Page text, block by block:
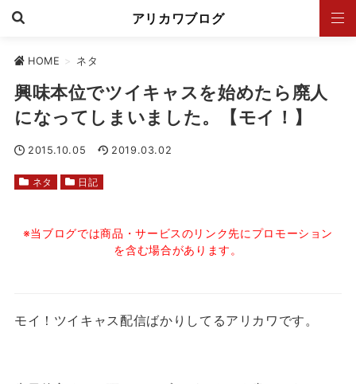
アリカワブログ
HOME > ネタ
興味本位でツイキャスを始めたら廃人
になってしまいました。【モイ！】
2015.10.05 2019.03.02
ネタ 日記
※当ブログでは商品・サービスのリンク先にプロモーション
を含む場合があります。
モイ！ツイキャス配信ばかりしてるアリカワです。